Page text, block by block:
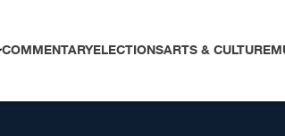
COMMENTARYELECTIONSARTS & CULTURE